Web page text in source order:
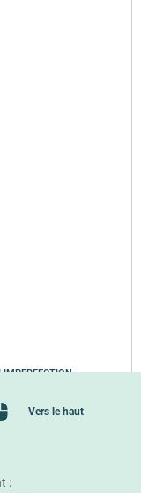
IMPERFECTION
Vers le haut
: